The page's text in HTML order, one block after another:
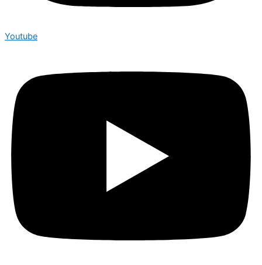
Youtube